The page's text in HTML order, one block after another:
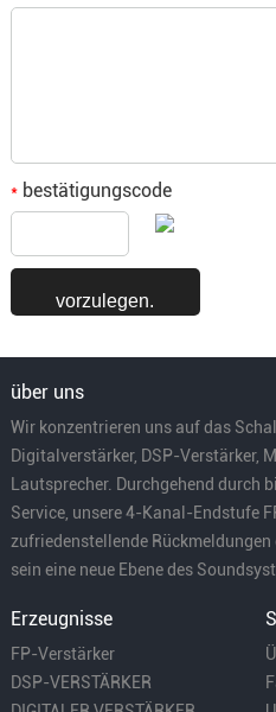
*bestätigungscode
über uns
Wir konzentrieren uns auf das
Digitalverstärker, DSP-Verstärker,
Lautsprecher. Durchgehend durch
Service, unsere 4-Kanal-Endstufe
zufriedenstellende Rückmeldungen
sein eine neue Ebene des
Erzeugnisse
FP-Verstärker
DSP-VERSTÄRKER